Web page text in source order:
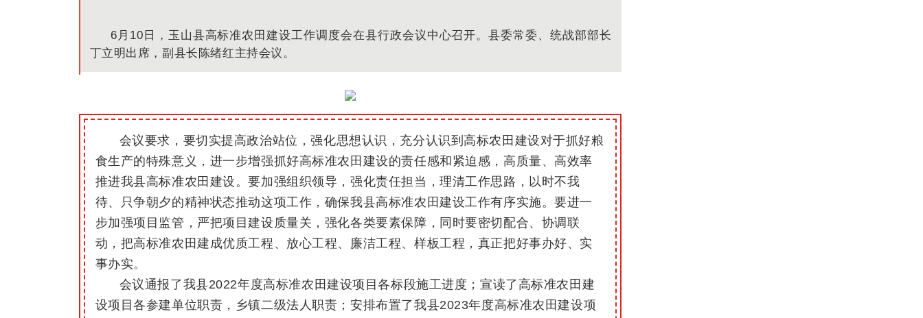
6月10日，玉山县高标准农田建设工作调度会在县行政会议中心召开。县委常委、统战部部长
丁立明出席，副县长陈绪红主持会议。
会议要求，要切实提高政治站位，强化思想认识，充分认识到高标农田建设对于抓好粮
食生产的特殊意义，进一步增强抓好高标准农田建设的责任感和紧迫感，高质量、高效率
推进我县高标准农田建设。要加强组织领导，强化责任担当，理清工作思路，以时不我
待、只争朝夕的精神状态推动这项工作，确保我县高标准农田建设工作有序实施。要进一
步加强项目监管，严把项目建设质量关，强化各类要素保障，同时要密切配合、协调联
动，把高标准农田建成优质工程、放心工程、廉洁工程、样板工程，真正把好事办好、实
事办实。
会议通报了我县2022年度高标准农田建设项目各标段施工进度；宣读了高标准农田建
设项目各参建单位职责，乡镇二级法人职责；安排布置了我县2023年度高标准农田建设项